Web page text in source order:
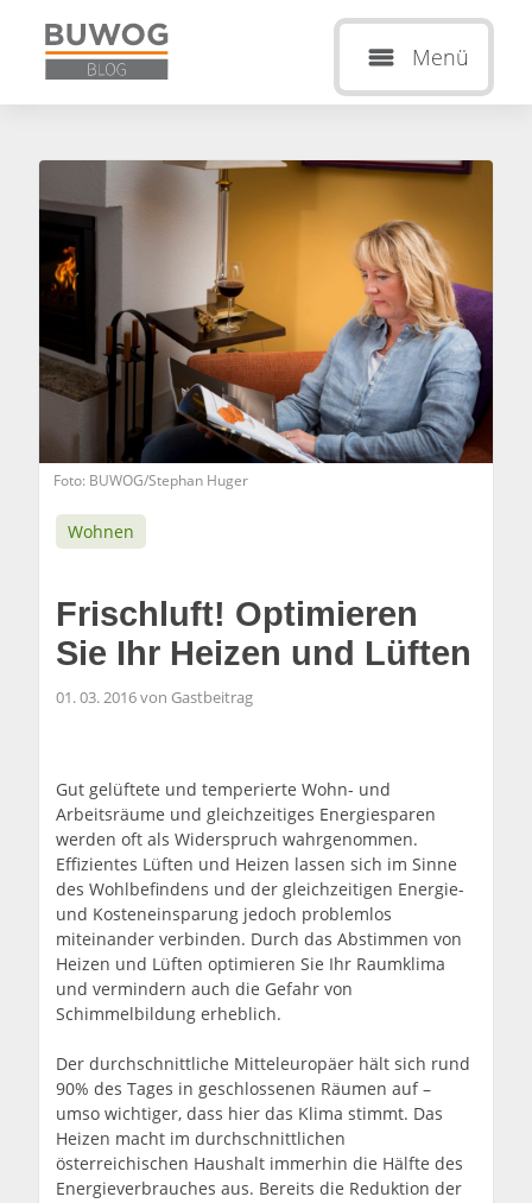
Menü
Foto: BUWOG/Stephan Huger
Wohnen
Frischluft! Optimieren
Sie Ihr Heizen und Lüften
01. 03. 2016 von Gastbeitrag
Gut gelüftete und temperierte Wohn- und
Arbeitsräume und gleichzeitiges Energiesparen
werden oft als Widerspruch wahrgenommen.
Effizientes Lüften und Heizen lassen sich im Sinne
des Wohlbefindens und der gleichzeitigen Energie-
und Kosteneinsparung jedoch problemlos
miteinander verbinden. Durch das Abstimmen von
Heizen und Lüften optimieren Sie Ihr Raumklima
und vermindern auch die Gefahr von
Schimmelbildung erheblich.
Der durchschnittliche Mitteleuropäer hält sich rund
90% des Tages in geschlossenen Räumen auf –
umso wichtiger, dass hier das Klima stimmt. Das
Heizen macht im durchschnittlichen
österreichischen Haushalt immerhin die Hälfte des
Energieverbrauches aus. Bereits die Reduktion der